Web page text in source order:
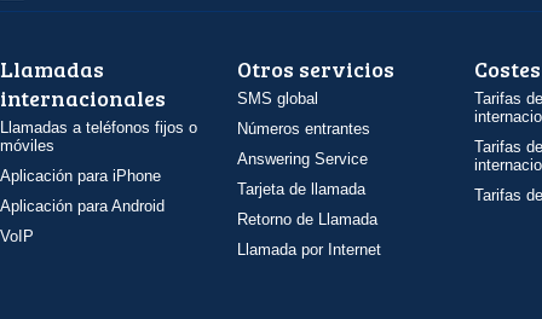
Llamadas
internacionales
Llamadas a teléfonos fijos o
móviles
Aplicación para iPhone
Aplicación para Android
VoIP
Otros servicios
SMS global
Números entrantes
Answering Service
Tarjeta de llamada
Retorno de Llamada
Llamada por Internet
Costes
Tarifas
Tarifas
Tarifas